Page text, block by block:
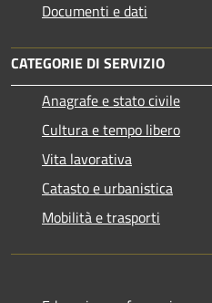
Documenti e dati
CATEGORIE DI SERVIZIO
Anagrafe e stato civile
Cultura e tempo libero
Vita lavorativa
Catasto e urbanistica
Mobilità e trasporti